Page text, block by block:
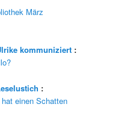
März
kommuniziert :
:
einen Schatten